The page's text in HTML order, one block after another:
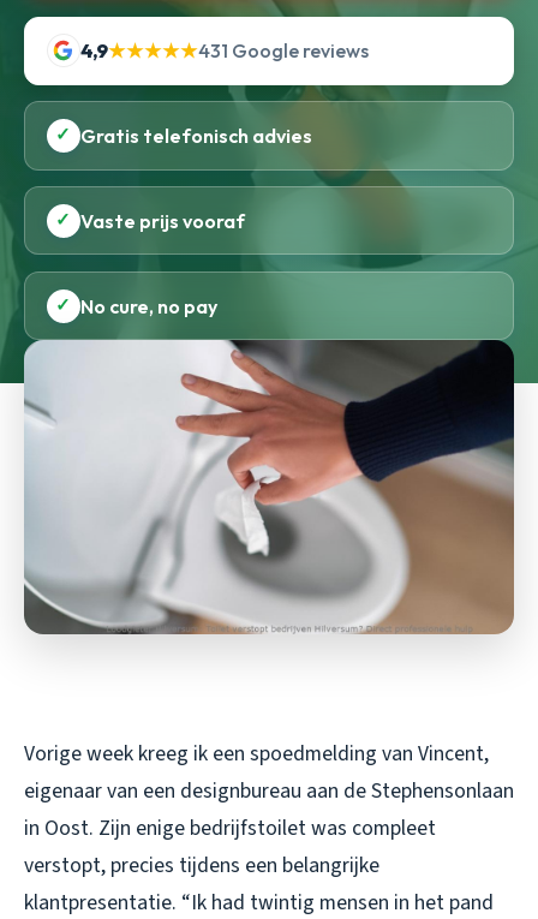
4,9★★★★★431 Google reviews
✓ Gratis telefonisch advies
✓ Vaste prijs vooraf
✓ No cure, no pay
Vorige week kreeg ik een spoedmelding van Vincent,
eigenaar van een designbureau aan de Stephensonlaan
in Oost. Zijn enige bedrijfstoilet was compleet
verstopt, precies tijdens een belangrijke
klantpresentatie. “Ik had twintig mensen in het pand